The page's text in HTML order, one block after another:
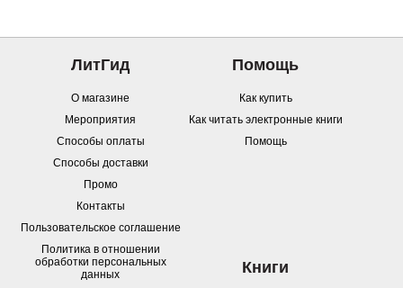
ЛитГид
О магазине
Мероприятия
Способы оплаты
Способы доставки
Промо
Контакты
Пользовательское соглашение
Политика в отношении
обработки персональных
данных
Помощь
Как купить
Как читать электронные книги
Помощь
Книги